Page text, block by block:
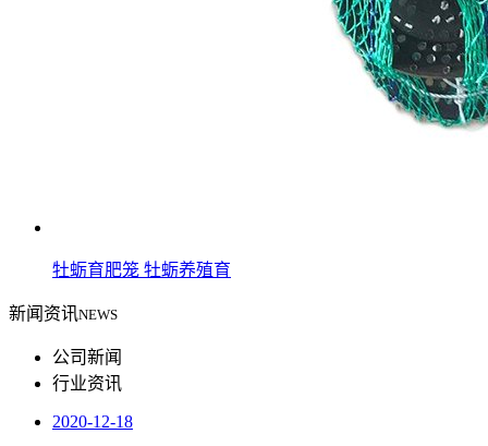
牡蛎育肥笼 牡蛎养殖育
新闻资讯NEWS
公司新闻
行业资讯
2020-12-18